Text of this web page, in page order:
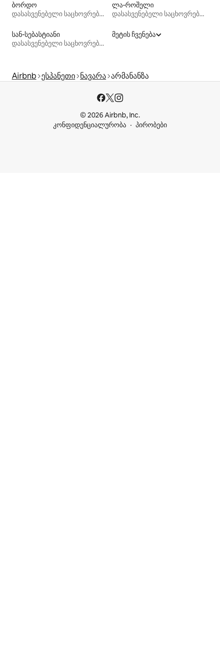
ბორდო
დასასვენებელი საცხოვრებლები
ლა-როშელი
დასასვენებელი საცხოვრებლები
სან-სებასტიანი
დასასვენებელი საცხოვრებლები
მეტის ჩვენება
Airbnb ესპანეთი ნავარა არმანანზა
© 2026 Airbnb, Inc.
კონფიდენციალურობა
პირობები